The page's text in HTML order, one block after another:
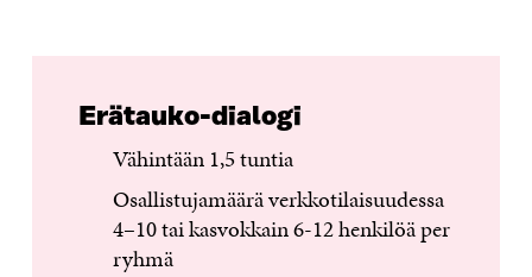
Erätauko-dialogi
Vähintään 1,5 tuntia
Osallistujamäärä verkkotilaisuudessa
4–10 tai kasvokkain 6-12 henkilöä per
ryhmä